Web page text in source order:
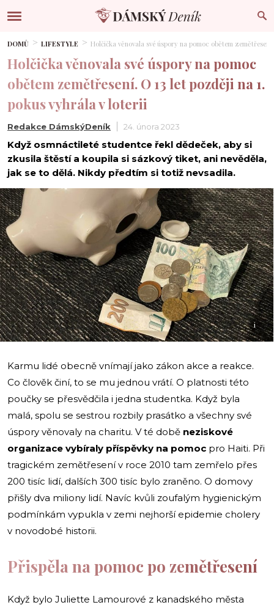
DOMŮ LIFESTYLE Holčička věnovala své úspory na pomoc obětem
Holčička věnovala své úspory na pomoc
obětem zemětřesení. O 13 let později na 1.
pokus vyhrála v loterii
Redakce DámskýDeník 24. února 2023
Když osmnáctileté studentce řekl dědeček, aby si
zkusila štěstí a koupila si sázkový tiket, ani nevěděla,
jak se to dělá. Nikdy předtím si totiž nevsadila.
i
Karmu lidé obecně vnímají jako zákon akce a reakce.
Co člověk činí, to se mu jednou vrátí. O platnosti této
poučky se přesvědčila i jedna studentka. Když byla
malá, spolu se sestrou rozbily prasátko a všechny své
úspory věnovaly na charitu. V té době neziskové
organizace vybíraly příspěvky na pomoc pro Haiti. Při
tragickém zemětřesení v roce 2010 tam zemřelo přes
200 tisíc lidí, dalších 300 tisíc bylo zraněno. O domovy
přišly dva miliony lidí. Navíc kvůli zoufalým hygienickým
podmínkám vypukla v zemi nejhorší epidemie cholery
v novodobé historii.
Přispěla na pomoc po zemětřesení
Když bylo Juliette Lamourové z kanadského města